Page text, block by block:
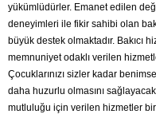
yükümlüdürler. Emanet edilen
deneyimleri ile fikir sahibi olan
büyük destek olmaktadır. Bakıcı
memnuniyet odaklı verilen
Çocuklarınızı sizler kadar
daha huzurlu olmasını
mutluluğu için verilen hizmetler